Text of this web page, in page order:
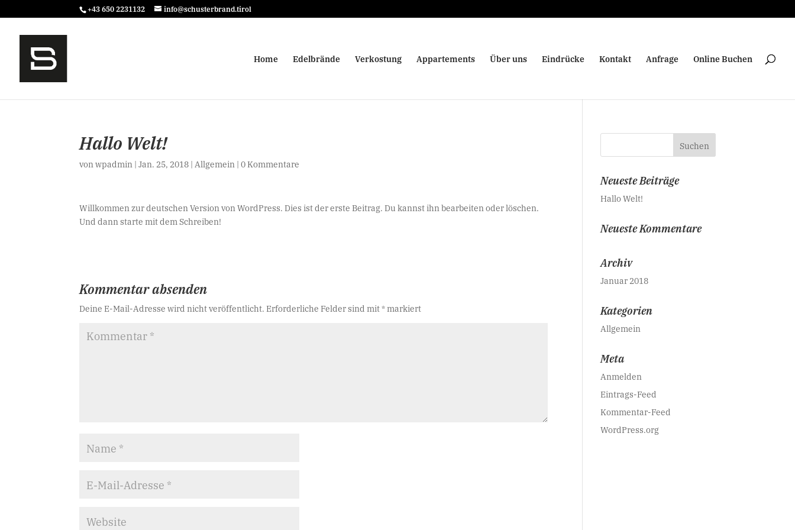
+43 650 2231132 info@schusterbrand.tirol
Home Edelbrände Verkostung Appartements Über uns Eindrücke Kontakt Anfrage Online Buchen
Hallo Welt!
vonwpadmin |Jan. 25, 2018 | Allgemein |0 Kommentare
Willkommen zur deutschen Version von WordPress. Dies ist der erste Beitrag. Du kannst ihn bearbeiten oder löschen.
Und dann starte mit dem Schreiben!
Kommentar absenden
Deine E-Mail-Adresse wird nicht veröffentlicht. Erforderliche Felder sind mit*markiert
Neueste Beiträge
Hallo Welt!
Neueste Kommentare
Archiv
Januar 2018
Kategorien
Allgemein
Meta
Anmelden
Eintrags-Feed
Kommentar-Feed
WordPress.org